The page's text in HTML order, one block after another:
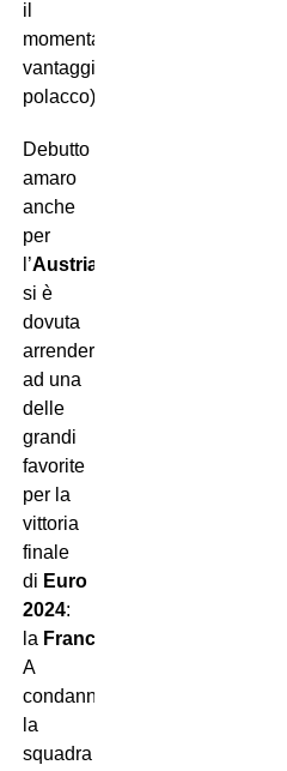
il
momentaneo
vantaggio
polacco),
Debutto
amaro
anche
per
l’Austria
si è
dovuta
arrendere
ad una
delle
grandi
favorite
per la
vittoria
finale
di Euro
2024:
la Francia
A
condannare
la
squadra